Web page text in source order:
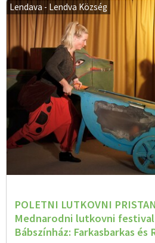
Lendava - Lendva Község
POLETNI LUTKOVNI
Mednarodni lutkovni festival
Bábszínház: Farkasbarkas és